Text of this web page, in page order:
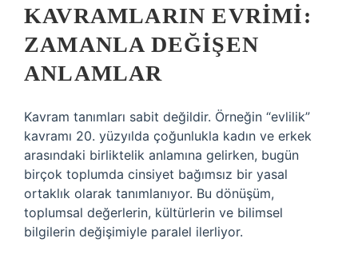
KAVRAMLARIN EVRIMI:
ZAMANLA DEĞIŞEN
ANLAMLAR
Kavram tanımları sabit değildir. Örneğin “evlilik”
kavramı 20. yüzyılda çoğunlukla kadın ve erkek
arasındaki birliktelik anlamına gelirken, bugün
birçok toplumda cinsiyet bağımsız bir yasal
ortaklık olarak tanımlanıyor. Bu dönüşüm,
toplumsal değerlerin, kültürlerin ve bilimsel
bilgilerin değişimiyle paralel ilerliyor.